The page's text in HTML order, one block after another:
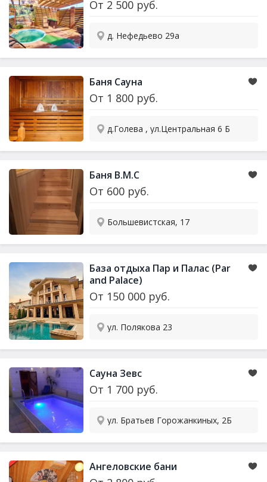
От 2 500 руб.
д. Нефедьево 29а
Баня Сауна
От 1 800 руб.
д.Голева , ул.Центральная 6 Б
Баня В.М.С
От 600 руб.
Большевистская, 17
База отдыха Пар и Палас (Par
and Palace)
От 150 000 руб.
ул. Полякова 23
Сауна Зевс
От 1 700 руб.
ул. Братьев Горожанкиных, 2Б
Ангеловские бани